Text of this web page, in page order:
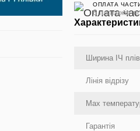
ОПЛАТА
6 платежів
Ширина ІЧ
Лінія відрізу
Max
Гарантія